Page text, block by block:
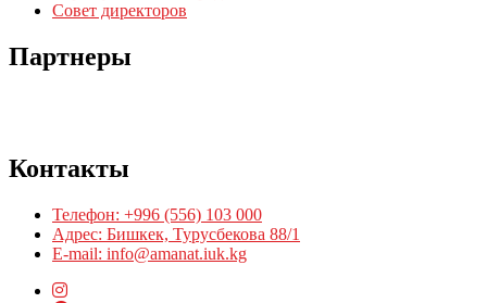
Совет директоров
Партнеры
Контакты
Телефон: +996 (556) 103 000
Адрес: Бишкек, Турусбекова 88/1
E-mail: info@amanat.iuk.kg